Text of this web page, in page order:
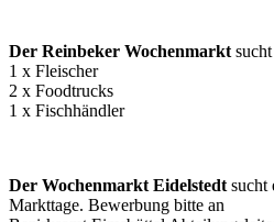
Der Reinbeker Wochenmarkt
1 x Fleischer
2 x Foodtrucks
1 x Fischhändler
Der Wochenmarkt Eidelstedt sucht
Markttage. Bewerbung bitte an